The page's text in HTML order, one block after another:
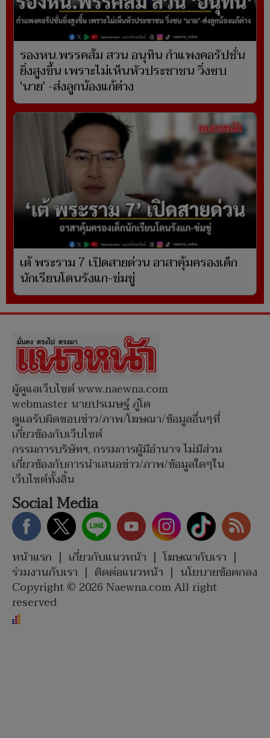
รองหน.พรรคส้ม สวน อนุทิน กำแพงคอรัปชั่น
ยิ่งสูงขึ้น เพราะไม่เห็นหัวประชาชน วิ่งซบ
'นาย' -ส่งลูกน้องแก้ต่าง
เต้ พระราม 7 เปิดสายด่วน อาสาคุ้มครองเด็ก
นักเรียนโดนรังแก-ข่มขู่
ผู้ดูแลเว็บไซต์ www.naewna.com
webmaster นายปรเมษฐ์ ภู่โต
ดูแลรับผิดชอบข่าว/ภาพ/โฆษณา/ข้อมูลอื่นๆที่
เกี่ยวข้องกับเว็บไซต์
กรรมการบริษัทฯ, กรรมการผู้มีอำนาจ ไม่มีส่วน
เกี่ยวข้องกับการนำเสนอข่าว/ภาพ/ข้อมูลใดๆใน
เว็บไซต์ทั้งสิ้น
Social Media
หน้าแรก | เกี่ยวกับแนวหน้า | โฆษณากับเรา |
ร่วมงานกับเรา | ติดต่อแนวหน้า | นโยบายข้อตกลง
Copyright © 2026 Naewna.com All right
reserved